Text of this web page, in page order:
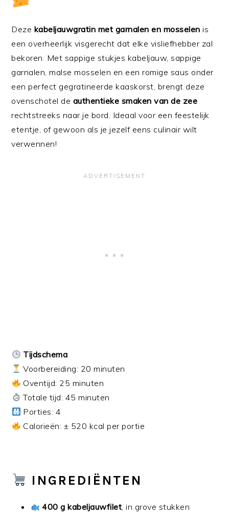
Deze kabeljauwgratin met garnalen en mosselen is
een overheerlijk visgerecht dat elke visliefhebber zal
bekoren. Met sappige stukjes kabeljauw, sappige
garnalen, malse mosselen en een romige saus onder
een perfect gegratineerde kaaskorst, brengt deze
ovenschotel de authentieke smaken van de zee
rechtstreeks naar je bord. Ideaal voor een feestelijk
etentje, of gewoon als je jezelf eens culinair wilt
verwennen!
Tijdschema
Voorbereiding: 20 minuten
Oventijd: 25 minuten
Totale tijd: 45 minuten
Porties: 4
Calorieën: ± 520 kcal per portie
INGREDIËNTEN
400 g kabeljauwfilet, in grove stukken